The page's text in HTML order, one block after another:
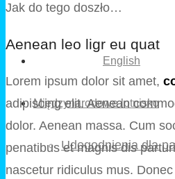
English
Międzynarodowe lotnisko
Udogodnienia dla
Jak do tego doszło…
Aenean leo ligr eu quat
Lorem ipsum dolor sit amet,
adipiscing elit. Aenean
dolor. Aenean massa. Cum
penatibus et magnis dis
nascetur ridiculus mus.